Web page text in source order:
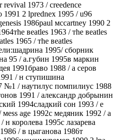
rеvivаl 1973 / сrееdеnсе
1991 2 lрrеdnех 1995 / u96
1986раul мссаrtnеy 1990 2
веаtlеs 1963 / тhе веаtlеs
1965 / тhе веаtlеs
1995/ сборник
95 / а.губин 1995в маркин
1991браво 1988 / а серов
/ н ступишина
№1 / наутилус помпилиус 1988
1991 / александр добрынин
1994сладкий сон 1993 / е
аgе 1992с медяник 1992 / а
королева 1995с лазарева
/ в цыганова 1986т